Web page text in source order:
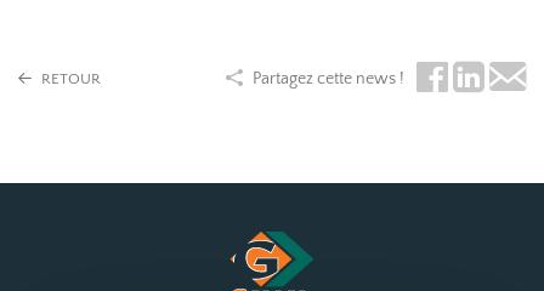
RETOUR Partagez cette news !